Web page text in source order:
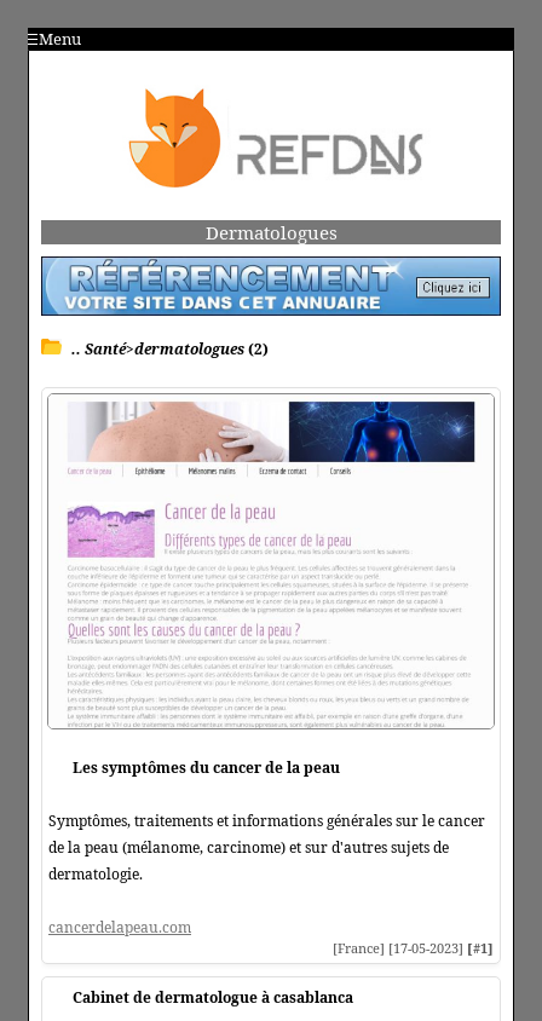
Menu
Dermatologues
.. Santé>dermatologues(2)
Les symptômes du cancer de la peau
Symptômes, traitements et informations générales sur le cancer
de la peau (mélanome, carcinome) et sur d'autres sujets de
dermatologie.
cancerdelapeau.com
[France] [17-05-2023] [#1]
Cabinet de dermatologue à casablanca